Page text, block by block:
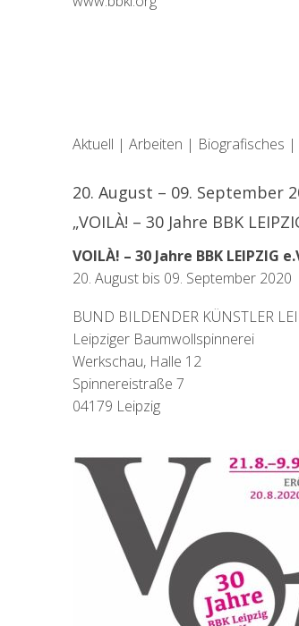
Aktuell | Arbeiten | Biografisches |
20. August – 09. September
„VOILÀ! – 30 Jahre BBK
VOILÀ! – 30 Jahre BBK LEIPZIG
20. August bis 09. September 2020
BUND BILDENDER KÜNSTLER
Leipziger Baumwollspinnerei
Werkschau, Halle 12
Spinnereistraße 7
04179 Leipzig